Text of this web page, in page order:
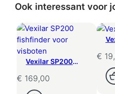
Ook interessant voor
Vexilar SP200
visboten – 90m
WiFi-bereik
€ 169,00
€